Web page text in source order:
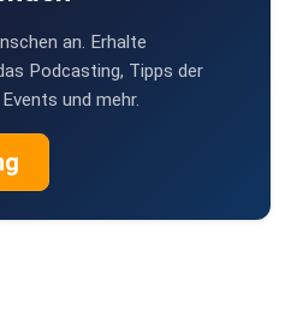
an. Erhalte
Podcasting, Tipps der
und mehr.